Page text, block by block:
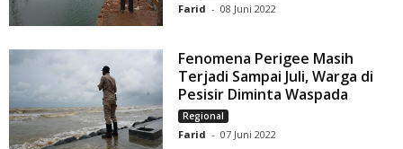
Farid - 08 Juni 2022
Fenomena Perigee Masih
Terjadi Sampai Juli, Warga di
Pesisir Diminta Waspada
Regional
Farid - 07 Juni 2022